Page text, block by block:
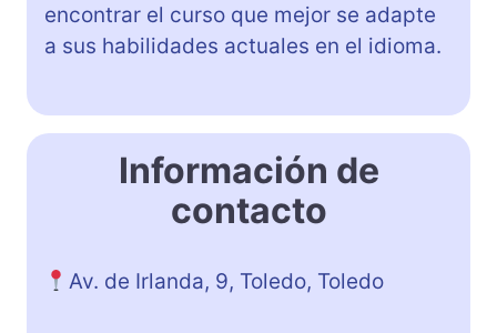
encontrar el curso que mejor se adapte
a sus habilidades actuales en el idioma.
Información de
contacto
Av. de Irlanda, 9, Toledo, Toledo